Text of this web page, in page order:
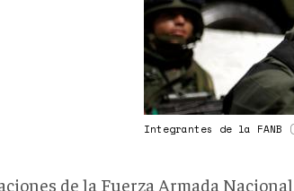
Integrantes de la FANB
de la Fuerza Armada